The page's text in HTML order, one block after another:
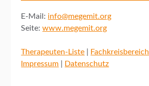
E-Mail: info@megemit.org
Seite:www.megemit.org
Therapeuten-Liste
Fachkreisbereich
Impressum
Datenschutz